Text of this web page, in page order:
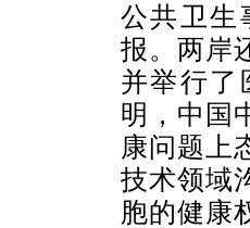
公共卫生
报。两岸
并举行了
明，中国
康问题上
技术领域
胞的健康